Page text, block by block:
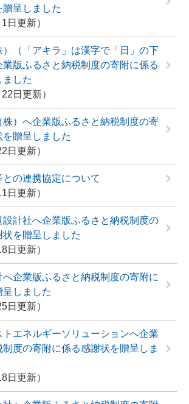
呈しました
日更新
）（「アキラ」は漢字で「日」の下
版ふるさと納税制度の寄附に係る
ました
日更新
）へ企業版ふるさと納税制度の寄
贈呈しました
日更新
の連携協定について
日更新
設計社へ企業版ふるさと納税制度の
を贈呈しました
日更新
へ企業版ふるさと納税制度の寄附に
しました
日更新
エネルギーソリューションへ企業
度の寄附に係る感謝状を贈呈しま
日更新